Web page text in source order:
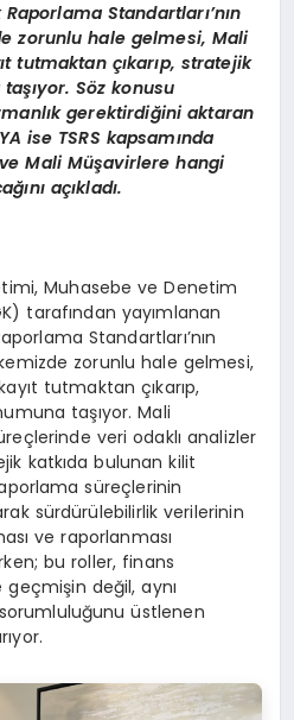
Standartları’nın
zorunlu hale gelmesi, Mali
tutmaktan çıkarıp, stratejik
Söz konusu
gerektirdiğini aktaran
ise TSRS kapsamında
Mali Müşavirlere hangi
açıkladı.
Muhasebe ve Denetim
tarafından yayımlanan
Standartları’nın
zorunlu hale gelmesi,
tutmaktan çıkarıp,
taşıyor. Mali
veri odaklı analizler
katkıda bulunan kilit
süreçlerinin
sürdürülebilirlik verilerinin
ve raporlanması
bu roller, finans
değil, aynı
üstlenen